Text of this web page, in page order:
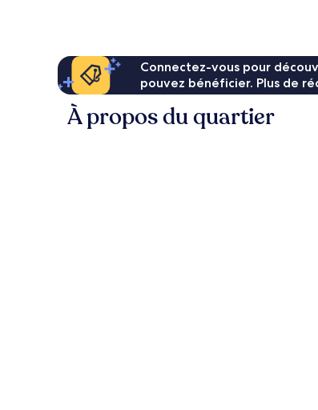
Connectez-vous pour
pouvez bénéficier. Plus de
À propos du quartier